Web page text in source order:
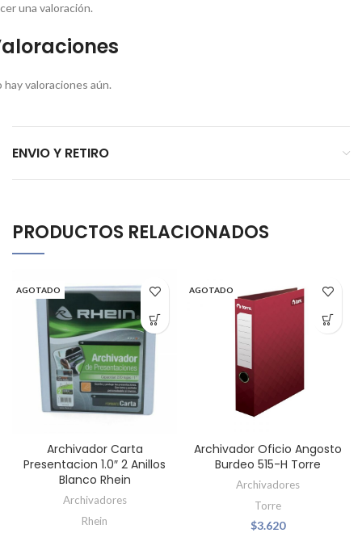
hay valoraciones aún.
una valoración.
ENVIO Y RETIRO
PRODUCTOS RELACIONADOS
AGOTADO
Archivador Carta
Presentacion 1.0″ 2 Anillos
Blanco Rhein
Archivadores
Rhein
AGOTADO
Archivador Oficio Angosto
Burdeo 515-H Torre
Archivadores
Torre
$3.620